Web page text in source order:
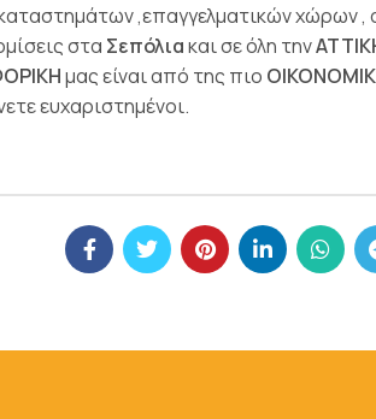
,επαγγελματικών χώρων ,
στα Σεπόλιακαι σε όλη την
μας είναι από της πιο
ευχαριστημένοι.